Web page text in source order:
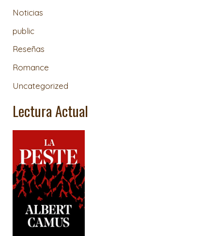
Noticias
public
Reseñas
Romance
Uncategorized
Lectura Actual